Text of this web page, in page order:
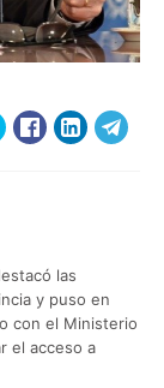
las
y puso en
con el Ministerio
el acceso a